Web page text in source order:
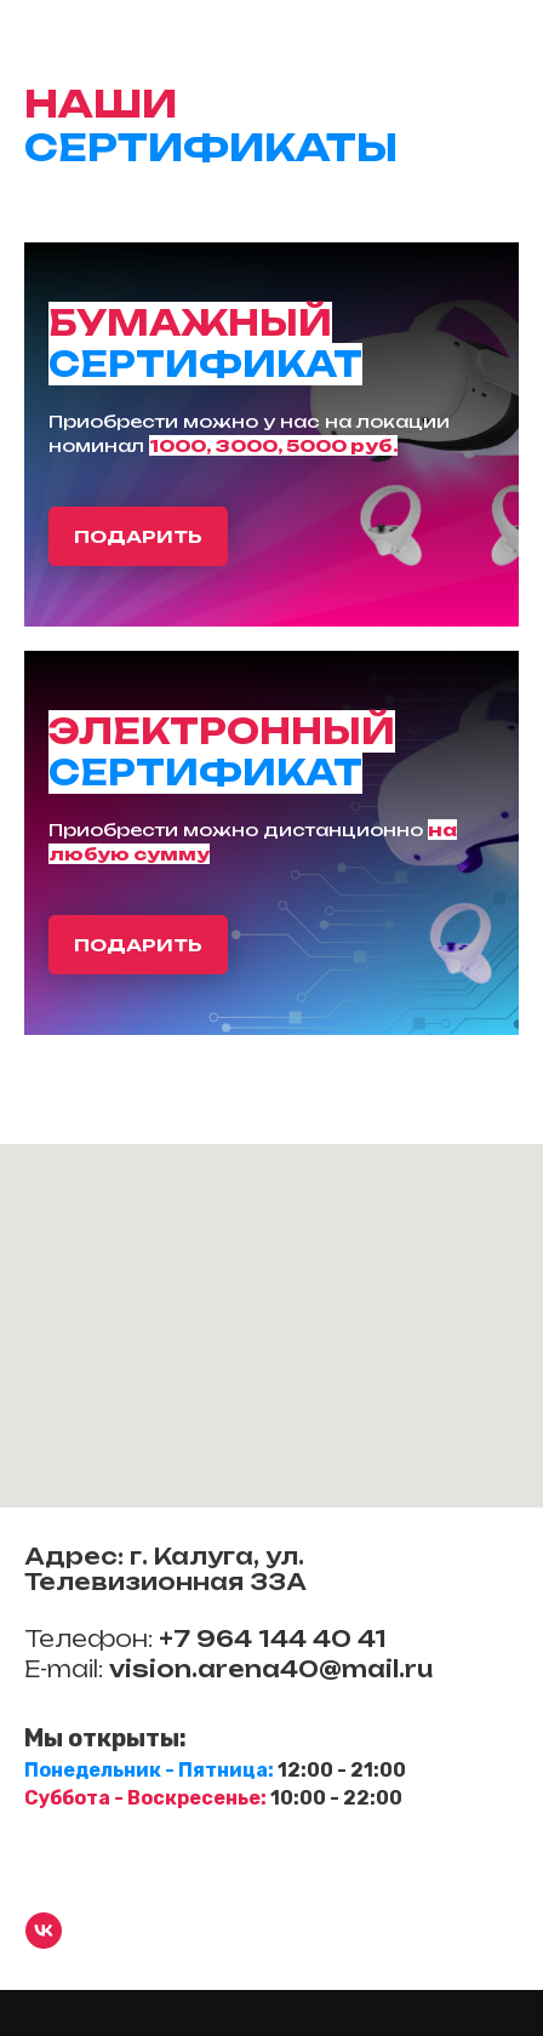
НАШИ
СЕРТИФИКАТЫ
БУМАЖНЫЙ
СЕРТИФИКАТ
Приобрести можно у нас на локации
номинал 1000, 3000, 5000 руб.
ПОДАРИТЬ
ЭЛЕКТРОННЫЙ
СЕРТИФИКАТ
Приобрести можно дистанционно на
любую сумму
ПОДАРИТЬ
Адрес: г. Калуга, ул.
Телевизионная 33А
Телефон: +7 964 144 40 41
E-mail: vision.arena40@mail.ru
Мы открыты:
Понедельник - Пятница: 12:00 - 21:00
Суббота - Воскресенье: 10:00 - 22:00